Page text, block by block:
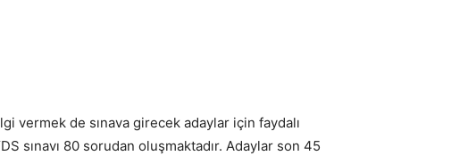
vermek de sınava girecek adaylar için faydalı
sınavı 80 sorudan oluşmaktadır. Adaylar son 45